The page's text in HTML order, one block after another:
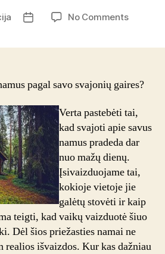
Post
No Commentson
svajonių
pagal savo svajonių gaires?
Verta pastebėti tai,
kad svajoti apie savus
namus pradeda dar
nuo mažų dienų.
Įsivaizduojame tai,
kokioje vietoje jie
galėtų stovėti ir kaip
teigti, kad vaikų vaizduotė šiuo
Dėl šios priežasties namai ne
išvaizdos. Kur kas dažniau